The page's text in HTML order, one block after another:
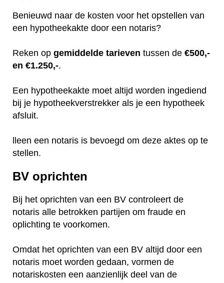
Benieuwd naar de kosten voor het opstellen van
een hypotheekakte door een notaris?
Reken op gemiddelde tarieven tussen de €500,-
en €1.250,-.
Een hypotheekakte moet altijd worden ingediend
bij je hypotheekverstrekker als je een hypotheek
afsluit.
lleen een notaris is bevoegd om deze aktes op te
stellen.
BV oprichten
Bij het oprichten van een BV controleert de
notaris alle betrokken partijen om fraude en
oplichting te voorkomen.
Omdat het oprichten van een BV altijd door een
notaris moet worden gedaan, vormen de
notariskosten een aanzienlijk deel van de